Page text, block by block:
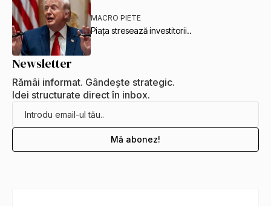
MACRO PIETE
Piața stresează investitorii..
Newsletter
Rămâi informat. Gândește strategic.
Idei structurate direct în inbox.